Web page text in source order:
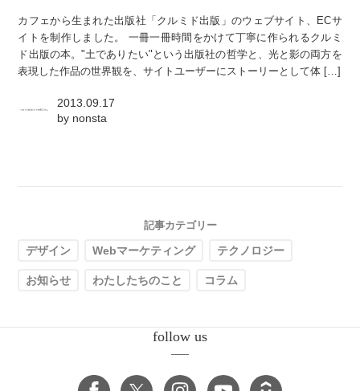
カフェから生まれた出版社「クルミド出版」のウェブサイト、ECサ
イトを制作しました。 一冊一冊時間をかけて丁寧に作られるクルミ
ド出版の本。"土でありたい"という出版社の哲学と、光と影の両方を
表現した作品の世界観を、サイトユーザーにストーリーとして体 […]
2013.09.17
by nonsta
記事カテゴリー
デザイン Webマーケティング テクノロジー
お知らせ わたしたちのこと コラム
follow us